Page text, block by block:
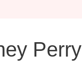
Perry